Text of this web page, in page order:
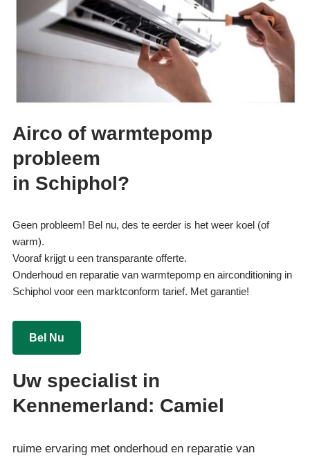
Airco of warmtepomp
probleem
in Schiphol?
Geen probleem! Bel nu, des te eerder is het weer koel (of
warm).
Vooraf krijgt u een transparante offerte.
Onderhoud en reparatie van warmtepomp en airconditioning in
Schiphol voor een marktconform tarief. Met garantie!
Bel Nu
Uw specialist in
Kennemerland: Camiel
ruime ervaring met onderhoud en reparatie van